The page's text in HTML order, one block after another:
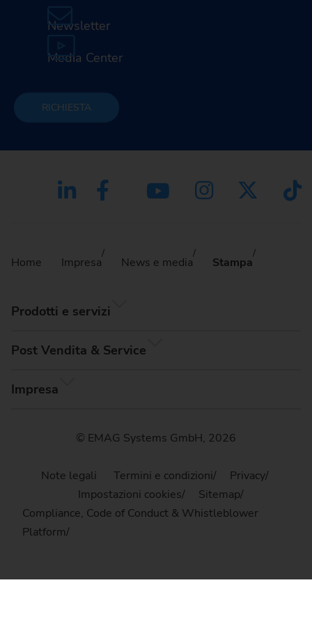
Newsletter
Media Center
RICHIESTA
Home Impresa News e media Stampa
Prodotti e servizi
Post Vendita & Service
Impresa
© EMAG Systems GmbH, 2026
Note legali Termini e condizioni
Privacy
Impostazioni cookies
Sitemap
Compliance, Code of Conduct & Whistleblower
Platform